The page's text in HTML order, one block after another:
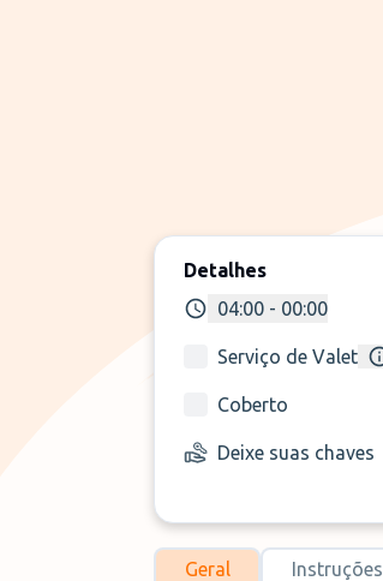
Detalhes
04:00 - 00:00
Serviço de Valet
Coberto
Deixe suas chaves
Geral Instruções